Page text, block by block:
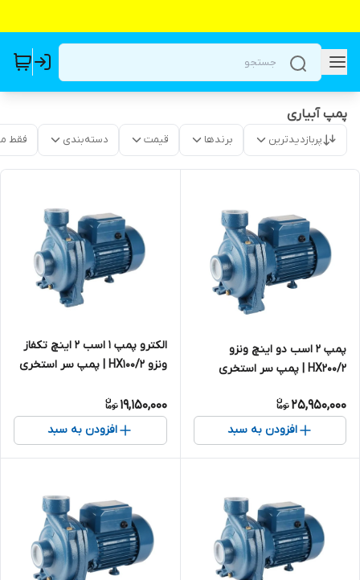
پمپ آبیاری
پربازدیدترین برندها قیمت دسته‌بندی فقط
پمپ ۲ اسب دو اینچ ونزو
HX200/2 | پمپ سر استخری
25,950,000
افزودن به سبد
الکترو پمپ 1 اسب ۲ اینچ تکفاز
ونزو HX100/2 | پمپ سر استخری
19,150,000
افزودن به سبد